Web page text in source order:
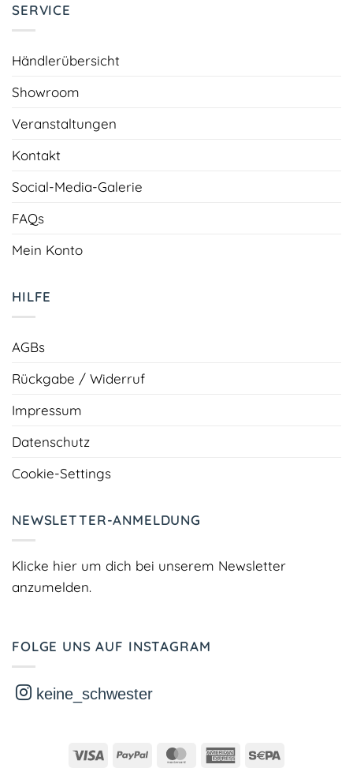
SERVICE
Händlerübersicht
Showroom
Veranstaltungen
Kontakt
Social-Media-Galerie
FAQs
Mein Konto
HILFE
AGBs
Rückgabe / Widerruf
Impressum
Datenschutz
Cookie-Settings
NEWSLETTER-ANMELDUNG
Klicke hier um dich bei unserem Newsletter
anzumelden.
FOLGE UNS AUF INSTAGRAM
keine_schwester
Visa PayPal MasterCardAmerican